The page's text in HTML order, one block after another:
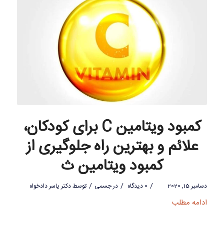
کمبود ویتامین C برای کودکان،
علائم و بهترین راه جلوگیری از
کمبود ویتامین ث
دسامبر 15, 2020 / 0 دیدگاه / درجسمی / توسطدکتر یاسر دادخواه
ادامه مطلب